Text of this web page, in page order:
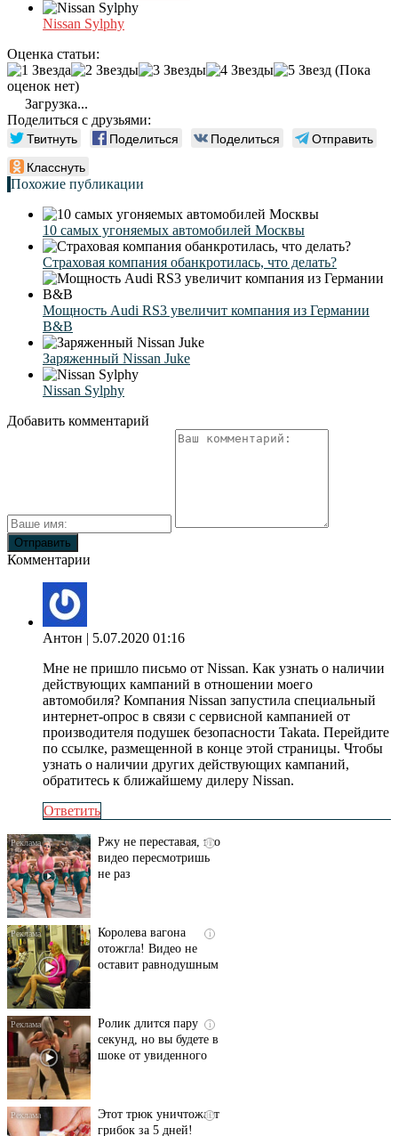
Nissan Sylphy
Оценка статьи:
(Пока
оценок нет)
Загрузка...
Поделиться с друзьями:
Твитнуть Поделиться Поделиться
Отправить
Класснуть
Похожие публикации
10 самых угоняемых автомобилей Москвы
Страховая компания обанкротилась, что делать?
Мощность Audi RS3 увеличит компания из Германии
B&B
Заряженный Nissan Juke
Nissan Sylphy
Добавить комментарий
Комментарии
Антон | 5.07.2020 01:16
Мне не пришло письмо от Nissan. Как узнать о наличии
действующих кампаний в отношении моего
автомобиля? Компания Nissan запустила специальный
интернет-опрос в связи с сервисной кампанией от
производителя подушек безопасности Takata. Перейдите
по ссылке, размещенной в конце этой страницы. Чтобы
узнать о наличии других действующих кампаний,
обратитесь к ближайшему дилеру Nissan.
Ответить
i
Ржу не переставая, это
видео пересмотришь
не раз
i
Королева вагона
отожгла! Видео не
оставит равнодушным
i
Ролик длится пару
секунд, но вы будете в
шоке от увиденного
i
Этот трюк уничтожает
грибок за 5 дней!